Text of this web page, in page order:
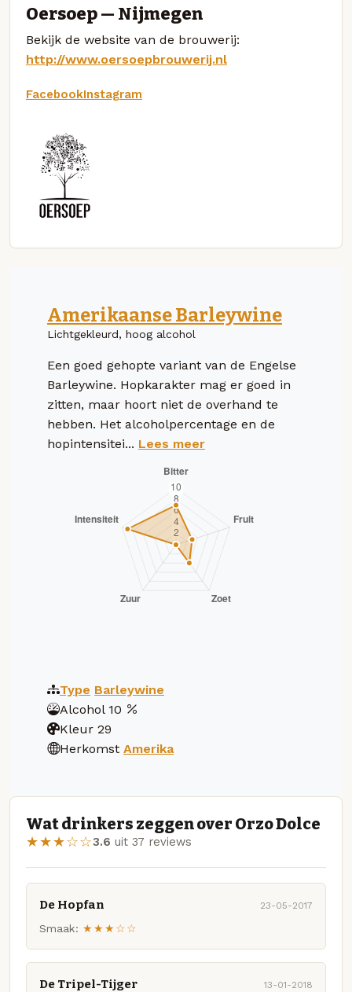
Oersoep — Nijmegen
Bekijk de website van de brouwerij:
http://www.oersoepbrouwerij.nl
FacebookInstagram
Amerikaanse Barleywine
Lichtgekleurd, hoog alcohol
Een goed gehopte variant van de Engelse
Barleywine. Hopkarakter mag er goed in
zitten, maar hoort niet de overhand te
hebben. Het alcoholpercentage en de
hopintensitei... Lees meer
Type Barleywine
Alcohol 10
Kleur 29
Herkomst Amerika
Wat drinkers zeggen over Orzo Dolce
★★★☆☆3.6 uit 37 reviews
De Hopfan 23-05-2017
Smaak: ★★★☆☆
De Tripel-Tijger 13-01-2018